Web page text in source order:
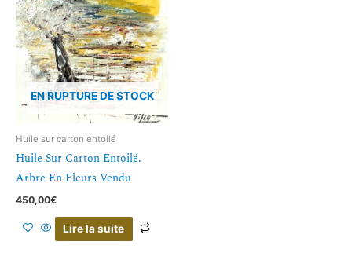
EN RUPTURE DE STOCK
Huile sur carton entoilé
Huile Sur Carton Entoilé.
Arbre En Fleurs Vendu
450,00€
Lire la suite